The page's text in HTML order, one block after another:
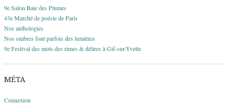
9e Salon Baie des Plumes
43e Marché de poésie de Paris
Nos anthologies
Nos ombres font parfois des lumières
9e Festival des mots des rimes & délires à Gif-sur-Yvette
MÉTA
Connexion